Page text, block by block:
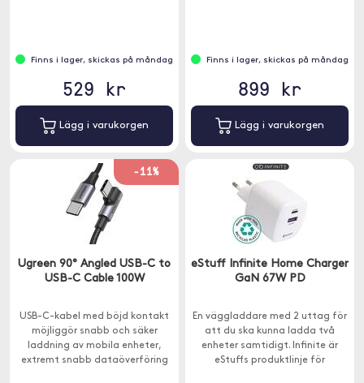
Finns i lager, skickas på måndag
529 kr
Lägg i varukorgen
Finns i lager, skickas på måndag
899 kr
Lägg i varukorgen
-11%
Ugreen 90° Angled USB-C to
USB-C Cable 100W
USB-C-kabel med böjd kontakt
möjliggör snabb och säker
laddning av mobila enheter,
extremt snabb dataöverföring
eStuff Infinite Home Charger
GaN 67W PD
En väggladdare med 2 uttag för
att du ska kunna ladda två
enheter samtidigt. Infinite är
eStuffs produktlinje för